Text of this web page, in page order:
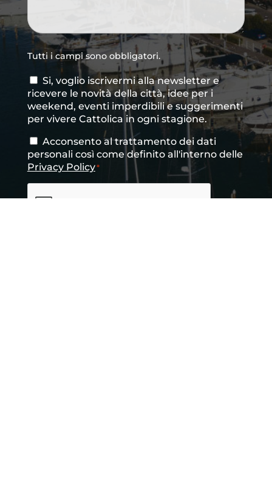
Tutti i campi sono obbligatori.
Consenso
newsletter
Si, voglio iscrivermi alla newsletter e
ricevere le novità della città, idee per i
weekend, eventi imperdibili e suggerimenti
per vivere Cattolica in ogni stagione.
Consenso*
Acconsento al trattamento dei dati
personali così come definito all'interno delle
Privacy Policy*